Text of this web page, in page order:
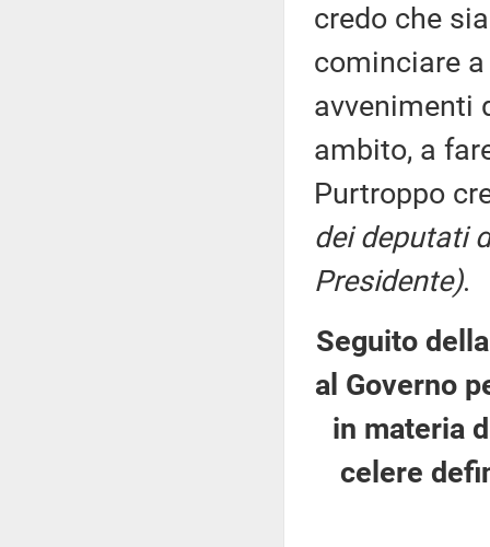
credo che
cominciare
avvenimenti
ambito, a
Purtroppo
dei deputati
Presidente).
Seguito
al Governo
in materia
celere